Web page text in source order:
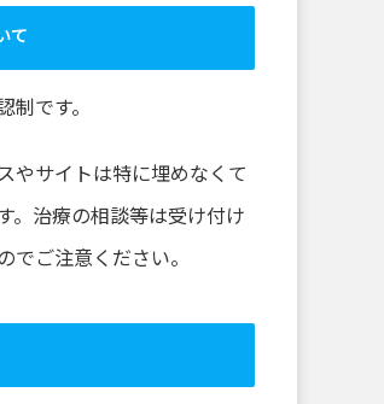
て
制です。
やサイトは特に埋めなくて
。治療の相談等は受け付け
でご注意ください。